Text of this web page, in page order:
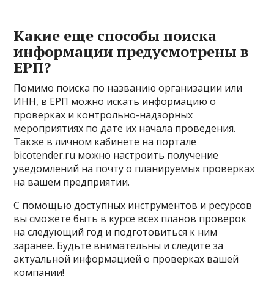
Какие еще способы поиска
информации предусмотрены в
ЕРП?
Помимо поиска по названию организации или
ИНН, в ЕРП можно искать информацию о
проверках и контрольно-надзорных
мероприятиях по дате их начала проведения.
Также в личном кабинете на портале
bicotender.ru можно настроить получение
уведомлений на почту о планируемых проверках
на вашем предприятии.
С помощью доступных инструментов и ресурсов
вы сможете быть в курсе всех планов проверок
на следующий год и подготовиться к ним
заранее. Будьте внимательны и следите за
актуальной информацией о проверках вашей
компании!